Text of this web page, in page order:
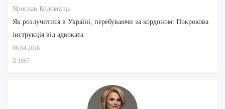
Ярослав Коломієць
Як розлучитися в Україні, перебуваючи за кордоном: Покрокова
інструкція від адвоката
06.04.2026
1097